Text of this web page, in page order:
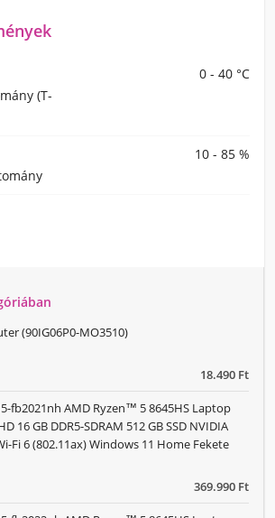
(T-
0 - 40 °C
10 - 85 %
18.490 Ft
(90IG06P0-MO3510)
369.990 Ft
fb2021nh AMD Ryzen™ 5 8645HS Laptop
16 GB DDR5-SDRAM 512 GB SSD NVIDIA
Fi 6 (802.11ax) Windows 11 Home Fekete